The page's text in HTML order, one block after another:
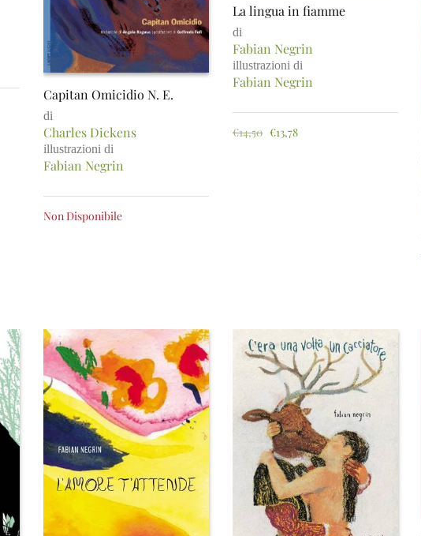
Capitan Omicidio N. E.
di
Charles Dickens
illustrazioni di
Fabian Negrin
Non Disponibile
La lingua in fiamme
di
Fabian Negrin
illustrazioni di
Fabian Negrin
€14,50 €13,78